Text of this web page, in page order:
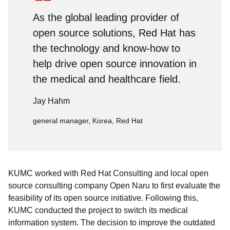
As the global leading provider of
open source solutions, Red Hat has
the technology and know-how to
help drive open source innovation in
the medical and healthcare field.
Jay Hahm
general manager, Korea, Red Hat
KUMC worked with Red Hat Consulting and local open
source consulting company Open Naru to first evaluate the
feasibility of its open source initiative. Following this,
KUMC conducted the project to switch its medical
information system. The decision to improve the outdated